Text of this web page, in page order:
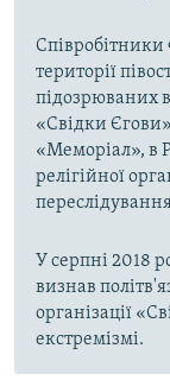
Співробітники
території
підозрюваних в
«Свідки
«Меморіал», в
релігійної
У серпні 2018
визнав
організації
екстремізмі.